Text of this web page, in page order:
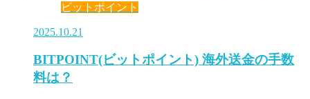
ビットポイント
2025.10.21
BITPOINT(ビットポイント) 海外送金の手数
料は？